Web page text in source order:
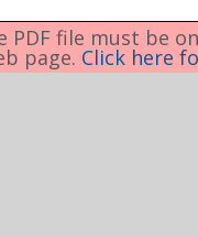
file must be
page. Click here